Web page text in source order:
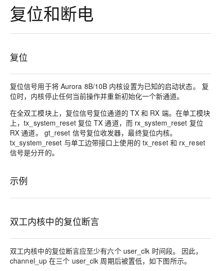
复位和断电
复位
复位信号用于将 Aurora 8B/10B 内核设置为已知的启动状态。 复
位时，内核停止任何当前操作并重新初始化一个新通道。
在全双工模块上，复位信号复位通道的 TX 和 RX 端。在单工模块
上，tx_system_reset 复位 TX 通道，而 rx_system_reset 复位
RX 通道。 gt_reset 信号复位收发器，最终复位内核。
tx_system_reset 与单工边带接口上使用的 tx_reset 和 rx_reset
信号是分开的。
示例
双工内核中的复位断言
双工内核中的复位断言应至少有六个 user_clk 时间段。 因此，
channel_up 在三个 user_clk 周期后被置低，如下图所示。